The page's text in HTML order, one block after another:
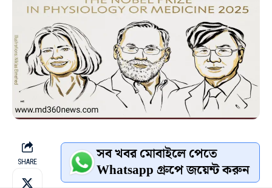
SHARE সব খবর মোবাইলে পেতে
Whatsapp গ্রুপে জয়েন্ট করুন